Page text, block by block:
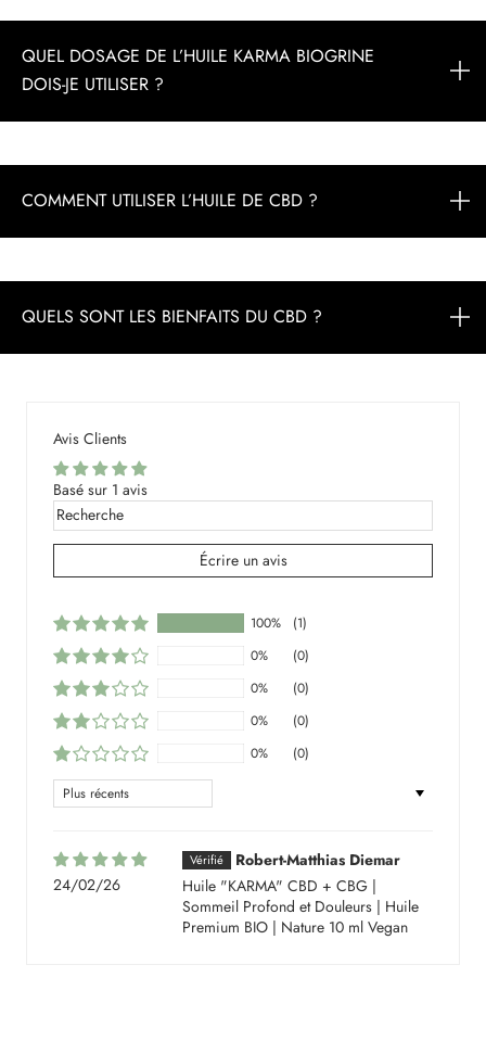
QUEL DOSAGE DE L’HUILE KARMA BIOGRINE
DOIS-JE UTILISER ?
COMMENT UTILISER L’HUILE DE CBD ?
QUELS SONT LES BIENFAITS DU CBD ?
Avis Clients
Basé sur 1 avis
Écrire un avis
100%
(1)
0%
(0)
0%
(0)
0%
(0)
0%
(0)
Sort by
24/02/26
Robert-Matthias Diemar
Huile "KARMA" CBD + CBG |
Sommeil Profond et Douleurs | Huile
Premium BIO | Nature 10 ml Vegan